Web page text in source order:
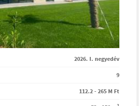
2026. I. negyedév
9
112.2 - 265 M Ft